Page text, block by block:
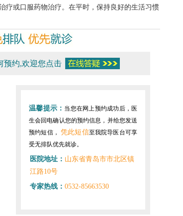
疗或口服药物治疗。在平时，保持良好的生活习惯
预约,欢迎您点击
温馨提示： 当您在网上预约成功后，医
生会回电确认您的预约信息，并给您发送
预约短信，凭此短信至我院导医台可享
受无排队优先就诊。
医院地址： 山东省青岛市市北区镇
江路10号
专家热线： 0532-85663530